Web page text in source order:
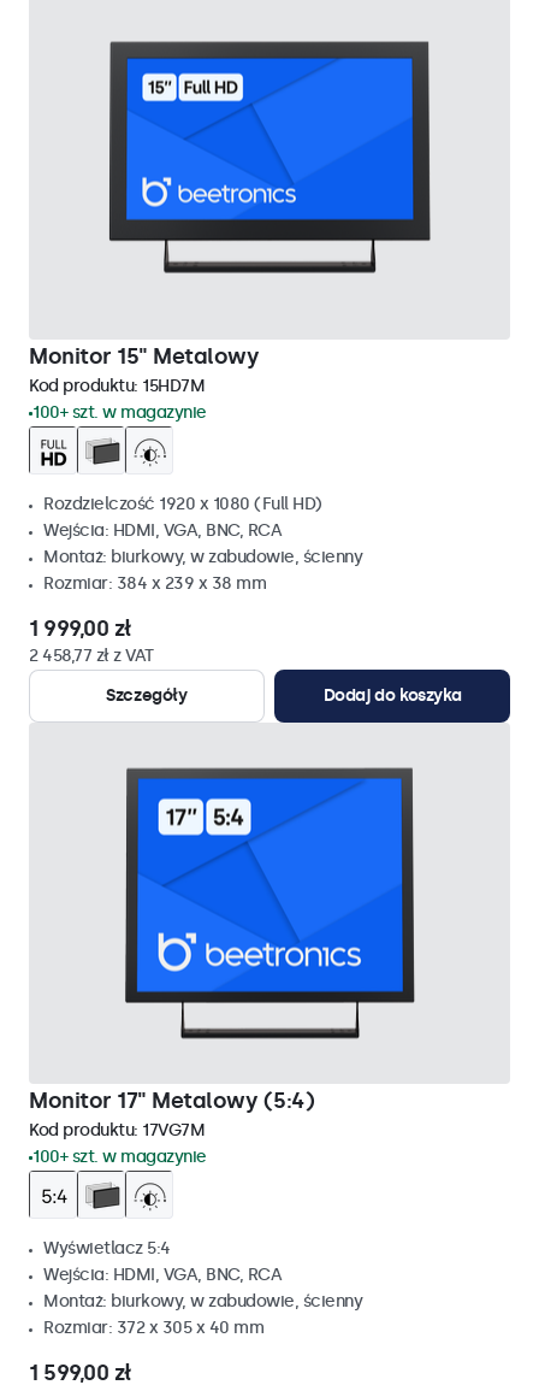
Monitor 15" Metalowy
Kod produktu: 15HD7M
100+ szt. w magazynie
Rozdzielczość 1920 x 1080 (Full HD)
Wejścia: HDMI, VGA, BNC, RCA
Montaż: biurkowy, w zabudowie, ścienny
Rozmiar: 384 x 239 x 38 mm
1 999,00 zł
2 458,77 zł z VAT
Szczegóły
Dodaj do koszyka
Monitor 17" Metalowy (5:4)
Kod produktu: 17VG7M
100+ szt. w magazynie
Wyświetlacz 5:4
Wejścia: HDMI, VGA, BNC, RCA
Montaż: biurkowy, w zabudowie, ścienny
Rozmiar: 372 x 305 x 40 mm
1 599,00 zł